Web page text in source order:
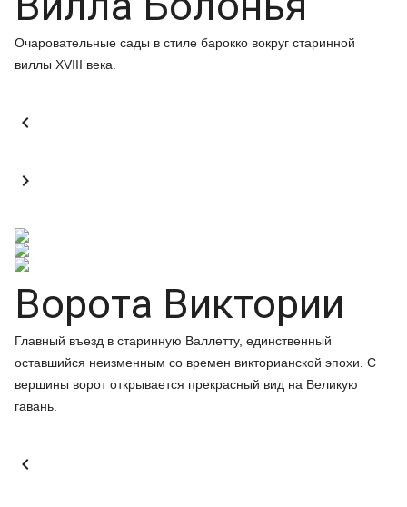
Очаровательные сады в стиле барокко вокруг старинной
виллы XVIII века.


Ворота Виктории
Главный въезд в старинную Валлетту, единственный
оставшийся неизменным со времен викторианской эпохи. С
вершины ворот открывается прекрасный вид на Великую
гавань.
